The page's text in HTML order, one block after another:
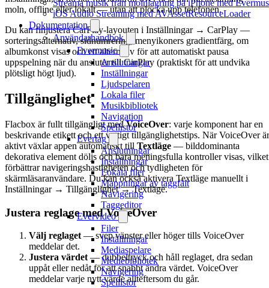
Streama musik från molnlagring på iPhone med
iOS Audio Streaming med AVAssetResourceLoader
Dokumentation
Användarhandbok
Evermusic
Anslutningar
Inställningar
Ljudspelaren
Lokala filer
Musikbibliotek
Navigation
Spellistor
Evertag
Anslutningar
Inställningar
Lokala filer
Mappningar av taggfält
Navigering
Taggeditor
Evervideo
Filer
Inställningar
Mediaspelare
Mediebibliotek
Navigering
Spellistor
moln, offline eller lokalt — utan att plocka upp telefonen.
Du kan finjustera CarPlay-layouten i Inställningar → CarPlay —
sorteringsalternativ, sidnumrering, menyikoners gradientfärg, om
albumkonst visas och ett alternativ för att automatiskt pausa
uppspelning när du ansluter till CarPlay (praktiskt för att undvika
plötsligt högt ljud).
Tillgänglighet
Flacbox är fullt tillgängligt medVoiceOver: varje komponent har en
beskrivande etikett och ett vettigt tillgänglighetstips. När VoiceOver är
aktivt växlar appen automatiskt till Textläge — bilddominanta
dekorativa element döljs och bara meningsfulla kontroller visas, vilket
förbättrar navigeringshastigheten och tydligheten för
skärmläsaranvändare. Du kan också aktivera Textläge manuellt i
Inställningar → Tillgänglighet → Textläge.
Justera reglage med VoiceOver
Välj reglaget— svep vänster eller höger tills VoiceOver
meddelar det.
Justera värdet— dubbeltryck och håll reglaget, dra sedan
uppåt eller nedåt för att snabbt ändra värdet. VoiceOver
meddelar varje nytt värde allteftersom du går.